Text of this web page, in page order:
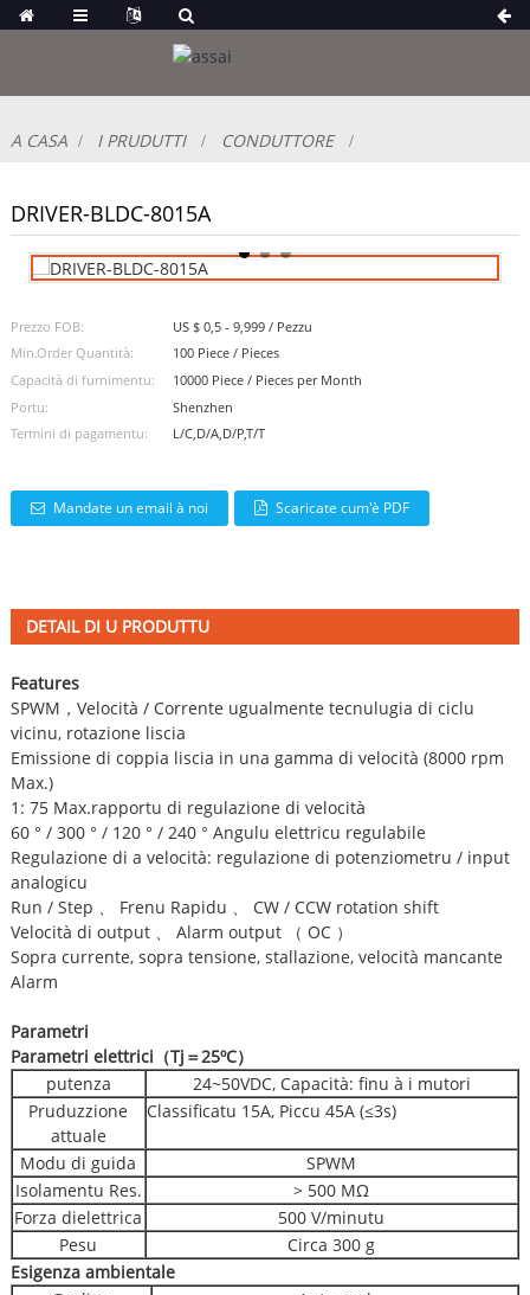
A CASA I PRUDUTTI CONDUTTORE
DRIVER-BLDC-8015A
Prezzo FOB:
US $ 0,5 - 9,999 / Pezzu
Min.Order Quantità:
100 Piece / Pieces
Capacità di furnimentu:
10000 Piece / Pieces per Month
Portu:
Shenzhen
Termini di pagamentu:
L/C,D/A,D/P,T/T
Mandate un email à noi Scaricate cum'è PDF
DETAIL DI U PRODUTTU
Features
SPWM，Velocità / Corrente ugualmente tecnulugia di ciclu
vicinu, rotazione liscia
Emissione di coppia liscia in una gamma di velocità (8000 rpm
Max.)
1: 75 Max.rapportu di regulazione di velocità
60 ° / 300 ° / 120 ° / 240 ° Angulu elettricu regulabile
Regulazione di a velocità: regulazione di potenziometru / input
analogicu
Run / Step 、 Frenu Rapidu 、 CW / CCW rotation shift
Velocità di output 、 Alarm output （ OC ）
Sopra currente, sopra tensione, stallazione, velocità mancante
Alarm
Parametri
Parametri elettrici （Tj ＝25ºC）
putenza
24~50VDC, Capacità: finu à i mutori
Pruduzzione
attuale
Classificatu 15A, Piccu 45A (≤3s)
Modu di guida
SPWM
Isolamentu Res.
> 500 MΩ
Forza dielettrica
500 V/minutu
Pesu
Circa 300 g
Esigenza ambientale